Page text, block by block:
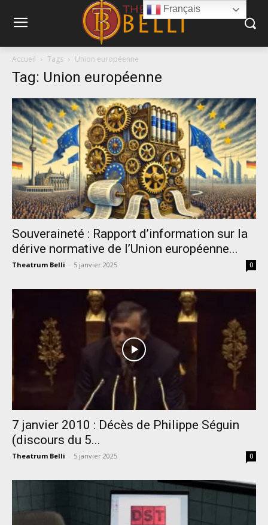
Accueil Tags Union européenne
Tag: Union européenne
Souveraineté : Rapport d’information sur la
dérive normative de l’Union européenne...
Theatrum Belli - 5 janvier 2025 0
7 janvier 2010 : Décès de Philippe Séguin
(discours du 5...
Theatrum Belli - 5 janvier 2025 0
Français